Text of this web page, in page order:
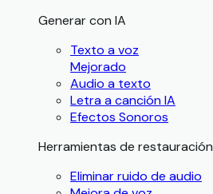
Generar con IA
Texto a voz
Mejorado
Audio a texto
Letra a canción IA
Efectos Sonoros
Herramientas de restauración
Eliminar ruido de audio